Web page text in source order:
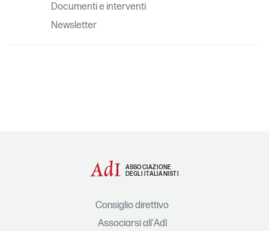
Documenti e interventi
Newsletter
ASSOCIAZIONE
DEGLI ITALIANISTI
Consiglio direttivo
Associarsi all'AdI